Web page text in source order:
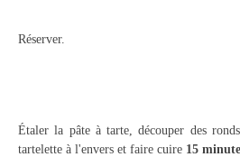
Réserver.
Étaler la pâte à tarte, découper des
tartelette à l'envers et faire cuire 15